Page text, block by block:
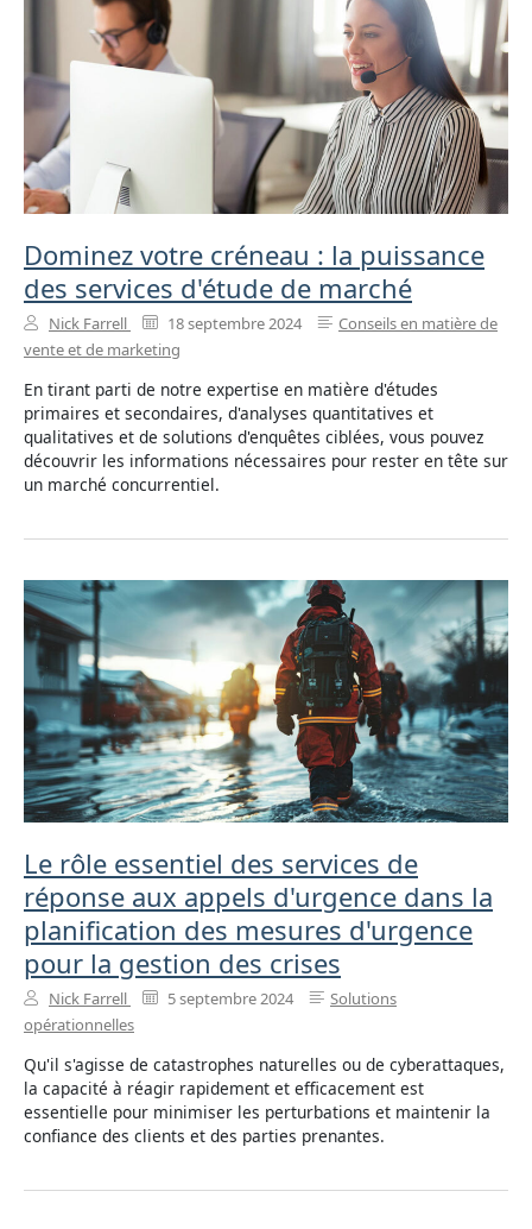
Dominez votre créneau : la puissance
des services d'étude de marché
Nick Farrell 18 septembre 2024
Conseils en matière de
vente et de marketing
En tirant parti de notre expertise en matière d'études
primaires et secondaires, d'analyses quantitatives et
qualitatives et de solutions d'enquêtes ciblées, vous pouvez
découvrir les informations nécessaires pour rester en tête sur
un marché concurrentiel.
Le rôle essentiel des services de
réponse aux appels d'urgence dans la
planification des mesures d'urgence
pour la gestion des crises
Nick Farrell 5 septembre 2024
Solutions
opérationnelles
Qu'il s'agisse de catastrophes naturelles ou de cyberattaques,
la capacité à réagir rapidement et efficacement est
essentielle pour minimiser les perturbations et maintenir la
confiance des clients et des parties prenantes.